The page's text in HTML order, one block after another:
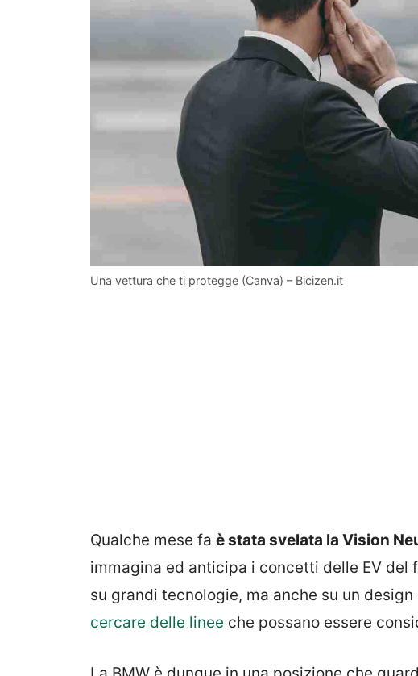
Una vettura che ti protegge (Canva) – Bicizen.it
Qualche mese fa è stata svelata la Vision
immagina ed anticipa i concetti delle EV del
su grandi tecnologie, ma anche su un
cercare delle linee che possano essere